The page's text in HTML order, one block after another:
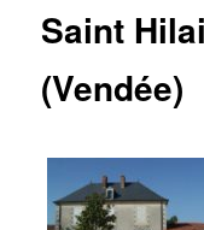
Saint
(Vendée)